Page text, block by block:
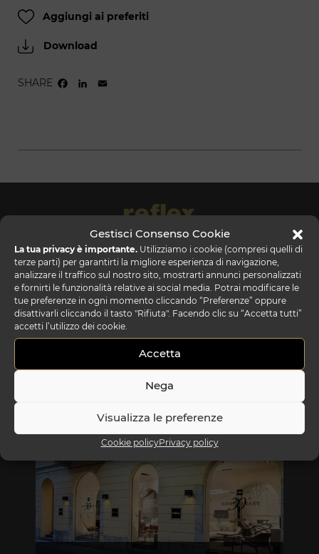
Gestisci Consenso Cookie
La tua privacy è importante. Utilizziamo i cookie (compresi quelli di
terze parti) per garantirti la migliore esperienza di navigazione,
analizzare il traffico sul nostro sito, mostrarti annunci personalizzati
e fornirti le funzionalità relative ai social media. Potrai modificare le
tue preferenze in ogni momento cliccando “Preferenze” oppure
disattivarli cliccando il tasto "Rifiuta". Facendo clic su “Accetta tutti”
accetti l’utilizzo dei cookie.
Accetta
Nega
Visualizza le preferenze
Cookie policyPrivacy policy
Aggiungi ai preferiti
Download
SHARE FACEBOOK
LINKEDIN
REFLEX SHOWROOM BIANCADE
Via Gabriele D'Annunzio, 77 31056 Biancade (TV)